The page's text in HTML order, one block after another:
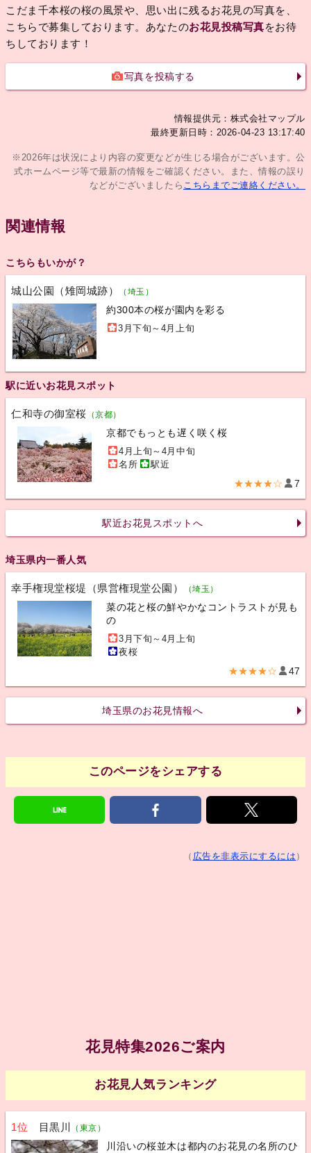
こだま千本桜の桜の風景や、思い出に残るお花見の写真を、
こちらで募集しております。あなたのお花見投稿写真をお待
ちしております！
写真を投稿する
情報提供元：株式会社マップル
最終更新日時：2026-04-23 13:17:40
※2026年は状況により内容の変更などが生じる場合がございます。公
式ホームページ等で最新の情報をご確認ください。また、情報の誤り
などがございましたら こちらまでご連絡ください。
関連情報
こちらもいかが？
城山公園（雉岡城跡） （埼玉）
約300本の桜が園内を彩る
3月下旬～4月上旬
駅に近いお花見スポット
仁和寺の御室桜 （京都）
京都でもっとも遅く咲く桜
4月上旬～4月中旬
名所
駅近
★★★★☆ 7
駅近お花見スポットへ
埼玉県内一番人気
幸手権現堂桜堤（県営権現堂公園） （埼玉）
菜の花と桜の鮮やかなコントラストが見も
の
3月下旬～4月上旬
夜桜
★★★★☆ 47
埼玉県のお花見情報へ
このページをシェアする
（ 広告を非表示にするには ）
花見特集2026ご案内
お花見人気ランキング
1位 目黒川 （東京）
川沿いの桜並木は都内のお花見の名所のひ